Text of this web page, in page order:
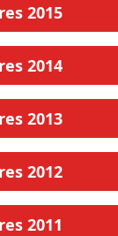
2015
2014
2013
2012
2011